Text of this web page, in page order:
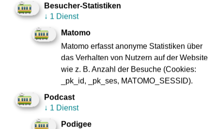
Bahnen auf gleichbleibender Strecke eingesetzt werden.
Außerdem werden die Taktgenauigkeit sowie -
verlässlichkeit erhöht und bis zu 25 Prozent Energie
eingespart. Die Technik wirkt zudem dem Verschleiß von
Fahrzeugen und Schienen entgegen und erhöht den
Passagierkomfort durch sanftes Beschleunigen und
Informationen zum Großprojekt DTC hat die VGF auf ihrer
Innovationsseiteinnovation.vgf-ffm.de/de/dtc
zusammengefasst.
Besucher-Statistiken
↓ 1 Dienst
Matomo
Matomo erfasst anonyme Statistiken über
das Verhalten von Nutzern auf der Website
wie z. B. Anzahl der Besuche (Cookies:
_pk_id, _pk_ses, MATOMO_SESSID).
Podcast
↓ 1 Dienst
Podigee